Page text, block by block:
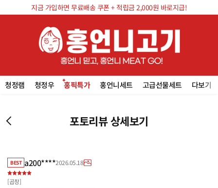
지금 가입하면 무료배송 쿠폰 + 적립금 2,000원 바로지급!
청정램 청정우 홍픽특가 홍언니세트 고급선물세트 다보기
포토리뷰 상세보기
BEST a200****2026.05.18
[곱창]